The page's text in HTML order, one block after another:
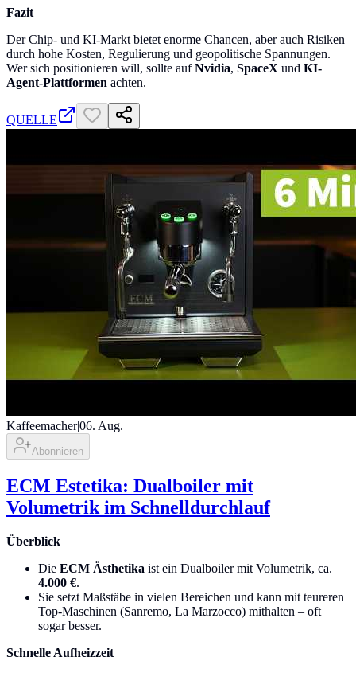
Fazit
Der Chip- und KI-Markt bietet enorme Chancen, aber auch Risiken
durch hohe Kosten, Regulierung und geopolitische Spannungen.
Wer sich positionieren will, sollte aufNvidia, SpaceX und KI-
Agent-Plattformen achten.
QUELLE
Kaffeemacher|06. Aug.
Abonnieren
ECM Estetika: Dualboiler mit
Volumetrik im Schnelldurchlauf
Überblick
Die ECM Ästhetika ist ein Dualboiler mit Volumetrik, ca.
4.000 €.
Sie setzt Maßstäbe in vielen Bereichen und kann mit teureren
Top-Maschinen (Sanremo, La Marzocco) mithalten – oft
sogar besser.
Schnelle Aufheizzeit